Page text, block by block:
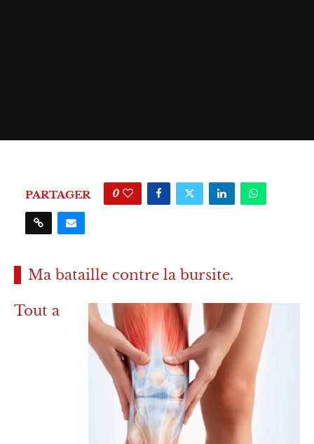
PARTAGER 0
Ma bataille contre la bursite.
Tout a